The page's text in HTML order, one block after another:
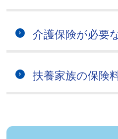
介護保険が必要
扶養家族の保険